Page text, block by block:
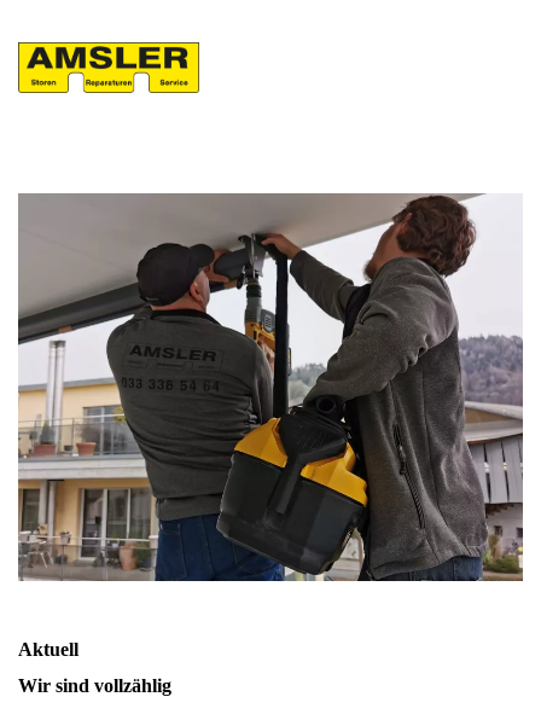
Aktuell
Wir sind vollzählig